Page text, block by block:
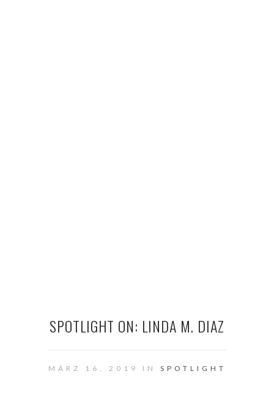
SPOTLIGHT ON: LINDA M. DIAZ
MÄRZ 16, 2019 IN SPOTLIGHT